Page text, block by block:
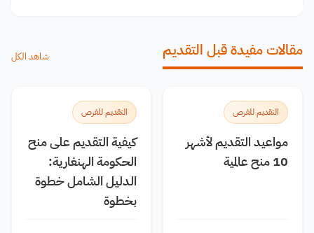
مقالات مفيدة قبل التقديم شاهد الكل
التقديم للفرص
مواعيد التقديم لأشهر
10 منح عالمية
التقديم للفرص
كيفية التقديم على منح
الحكومة الهنغارية:
الدليل الشامل خطوة
بخطوة